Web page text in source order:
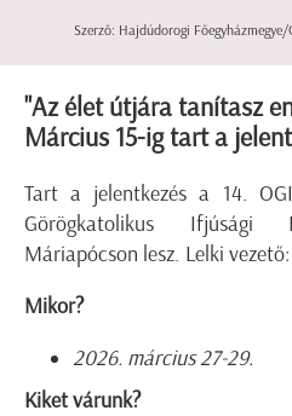
Szerző: Hajdúdorogi
"Az élet útjára tanítasz
Március 15-ig tart a
Tart a jelentkezés a 14.
Görögkatolikus Ifjúsági
Máriapócson lesz. Lelki
Mikor?
2026. március 27-29.
Kiket várunk?